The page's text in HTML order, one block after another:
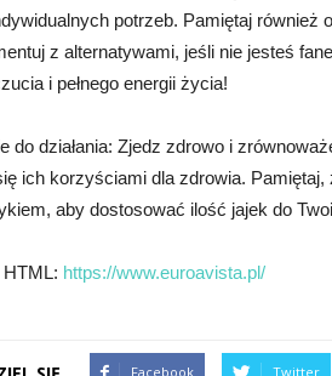
potrzeb. Pamiętaj również
z alternatywami, jeśli nie jesteś
i pełnego energii życia!
do działania: Zjedz zdrowo i
ich korzyściami dla zdrowia.
aby dostosować ilość jajek do
HTML: https://www.euroavista.pl/
Facebook Twitter